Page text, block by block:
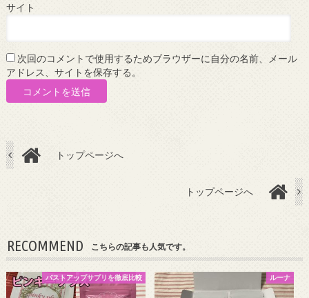
サイト
次回のコメントで使用するためブラウザーに自分の名前、メール
アドレス、サイトを保存する。
トップページへ
トップページへ
RECOMMEND こちらの記事も人気です。
バストアップサプリを徹底比較 ルーナ